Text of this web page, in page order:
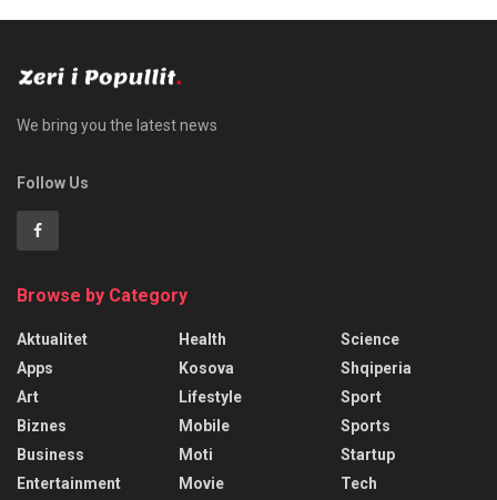
We bring you the latest news
Follow Us
Browse by Category
Aktualitet
Apps
Art
Biznes
Business
Entertainment
Health
Kosova
Lifestyle
Mobile
Moti
Movie
Science
Shqiperia
Sport
Sports
Startup
Tech